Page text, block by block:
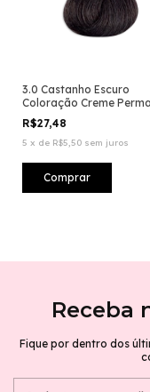
3.0 Castanho Escuro
Coloração Creme
Vegana
R$27,48
5 x de R$5,50 sem juros
Receba
Fique por dentro dos